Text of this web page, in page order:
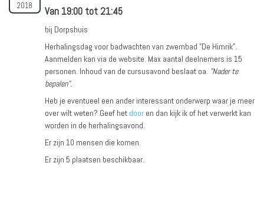
2018 Van 19:00 tot 21:45
bij Dorpshuis
Herhalingsdag voor badwachten van zwembad "De Himrik".
Aanmelden kan via de website. Max aantal deelnemers is 15
personen. Inhoud van de cursusavond beslaat oa. "Nader te
bepalen".
Heb je eventueel een ander interessant onderwerp waar je meer
over wilt weten? Geef het door en dan kijk ik of het verwerkt kan
worden in de herhalingsavond.
Er zijn 10 mensen die komen.
Er zijn 5 plaatsen beschikbaar.